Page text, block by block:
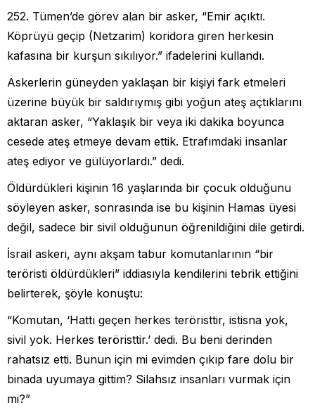
252. Tümen’de görev alan bir asker, “Emir açıktı.
Köprüyü geçip (Netzarim) koridora giren herkesin
kafasına bir kurşun sıkılıyor.” ifadelerini kullandı.
Askerlerin güneyden yaklaşan bir kişiyi fark etmeleri
üzerine büyük bir saldırıymış gibi yoğun ateş açtıklarını
aktaran asker, “Yaklaşık bir veya iki dakika boyunca
cesede ateş etmeye devam ettik. Etrafımdaki insanlar
ateş ediyor ve gülüyorlardı.” dedi.
Öldürdükleri kişinin 16 yaşlarında bir çocuk olduğunu
söyleyen asker, sonrasında ise bu kişinin Hamas üyesi
değil, sadece bir sivil olduğunun öğrenildiğini dile getirdi.
İsrail askeri, aynı akşam tabur komutanlarının “bir
teröristi öldürdükleri” iddiasıyla kendilerini tebrik ettiğini
belirterek, şöyle konuştu:
“Komutan, ‘Hattı geçen herkes teröristtir, istisna yok,
sivil yok. Herkes teröristtir.’ dedi. Bu beni derinden
rahatsız etti. Bunun için mi evimden çıkıp fare dolu bir
binada uyumaya gittim? Silahsız insanları vurmak için
mi?”